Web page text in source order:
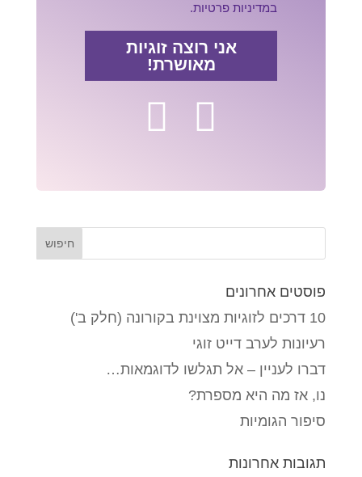
במדיניות פרטיות.
אני רוצה זוגיות
מאושרת!
פוסטים אחרונים
10 דרכים לזוגיות מצוינת בקורונה (חלק ב')
רעיונות לערב דייט זוגי
דברו לעניין – אל תגלשו לדוגמאות…
נו, אז מה היא מספרת?
סיפור הגומיות
תגובות אחרונות